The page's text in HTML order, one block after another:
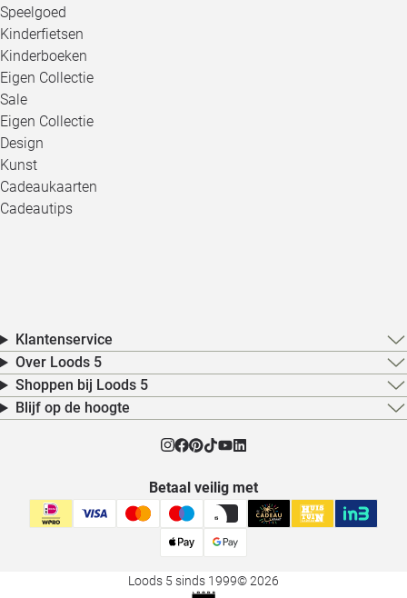
Speelgoed
Kinderfietsen
Kinderboeken
Eigen Collectie
Sale
Eigen Collectie
Design
Kunst
Cadeaukaarten
Cadeautips
Klantenservice
Over Loods 5
Shoppen bij Loods 5
Blijf op de hoogte
Betaal veilig met
Loods 5 sinds 1999© 2026